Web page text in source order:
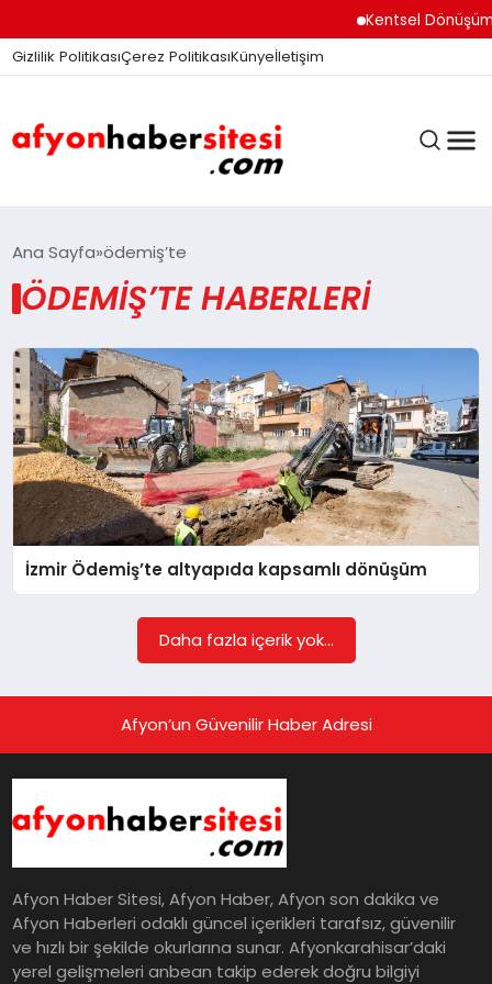
Kentsel Dönüşüm
Gizlilik PolitikasıÇerez PolitikasıKünyeİletişim
ANASAYFA
DÜNYA
EĞITIM
EKONOMI
SAĞLIK
SPOR
Ana Sayfa ödemiş’te
ÖDEMIŞ’TE HABERLERI
İzmir Ödemiş’te altyapıda kapsamlı dönüşüm
Daha fazla içerik yok...
Afyon’un Güvenilir Haber Adresi
Afyon Haber Sitesi, Afyon Haber, Afyon son dakika ve
Afyon Haberleri odaklı güncel içerikleri tarafsız, güvenilir
ve hızlı bir şekilde okurlarına sunar. Afyonkarahisar’daki
yerel gelişmeleri anbean takip ederek doğru bilgiyi